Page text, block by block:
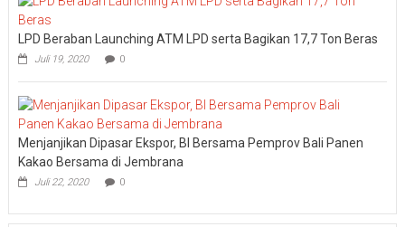
LPD Beraban Launching ATM LPD serta Bagikan 17,7 Ton Beras
Juli 19, 2020 0
Menjanjikan Dipasar Ekspor, BI Bersama Pemprov Bali Panen
Kakao Bersama di Jembrana
Juli 22, 2020 0